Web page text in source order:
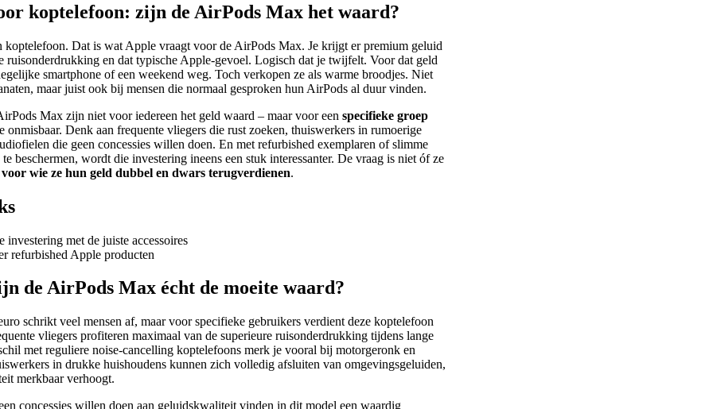
koptelefoon: zijn de AirPods Max het waard?
koptelefoon. Dat is wat Apple vraagt voor de AirPods Max. Je krijgt er premium geluid
ruisonderdrukking en dat typische Apple-gevoel. Logisch dat je twijfelt. Voor dat geld
smartphone of een weekend weg. Toch verkopen ze als warme broodjes. Niet
maar juist ook bij mensen die normaal gesproken hun AirPods al duur vinden.
Max zijn niet voor iedereen het geld waard – maar voor een specifieke groep
onmisbaar. Denk aan frequente vliegers die rust zoeken, thuiswerkers in rumoerige
die geen concessies willen doen. En met refurbished exemplaren of slimme
beschermen, wordt die investering ineens een stuk interessanter. De vraag is niet óf ze
voor wie ze hun geld dubbel en dwars terugverdienen.
investering met de juiste accessoires
refurbished Apple producten
de AirPods Max écht de moeite waard?
schrikt veel mensen af, maar voor specifieke gebruikers verdient deze koptelefoon
vliegers profiteren maximaal van de superieure ruisonderdrukking tijdens lange
met reguliere noise-cancelling koptelefoons merk je vooral bij motorgeronk en
in drukke huishoudens kunnen zich volledig afsluiten van omgevingsgeluiden,
merkbaar verhoogt.
concessies willen doen aan geluidskwaliteit vinden in dit model een waardig